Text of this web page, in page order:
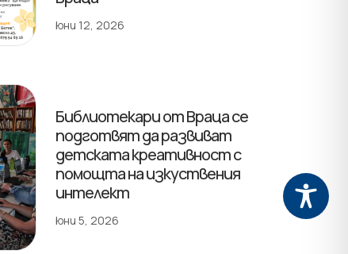
юни 12, 2026
Библиотекари от Враца се
подготвят да развиват
детската креативност с
помощта на изкуствения
интелект
юни 5, 2026